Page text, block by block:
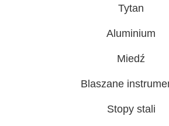
Tytan
Aluminium
Miedź
Blaszane
Stopy stali